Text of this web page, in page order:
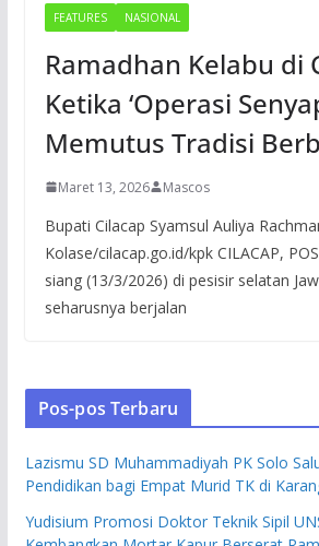
FEATURES NASIONAL
Ramadhan Kelabu di
Ketika ‘Operasi
Memutus Tradisi
Maret 13, 2026 Mascos
Bupati Cilacap Syamsul Auliya
Kolase/cilacap.go.id/kpk CILACAP,
siang (13/3/2026) di pesisir selatan
seharusnya berjalan
Pos-pos Terbaru
Lazismu SD Muhammadiyah PK Solo
Pendidikan bagi Empat Murid TK di
Yudisium Promosi Doktor Teknik Sipil